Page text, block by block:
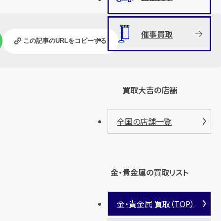
この記事のURLをコピーする
催事買取
買取大吉の店舗
全国の店舗一覧
金・貴金属の買取リスト
金・貴金属 買取（TOP）